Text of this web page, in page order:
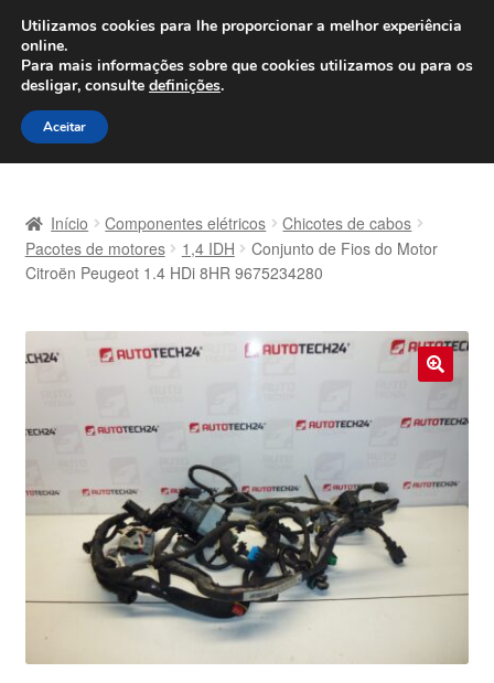
ENVIO a partir de 7 EUR
Seg-Sex, das 9h às 16h800 500 967
Ir
para
a
Saltar
para
o
Carrinho
Contato
Envio para todo o planeta
Pagamentos
Pagamentos
Início Componentes elétricos
Chicotes de cabos
Pacotes de motores
1,4 IDH
Conjunto de Fios do Motor
Citroën Peugeot 1.4 HDi 8HR 9675234280
Utilizamos cookies para lhe proporcionar a melhor experiência
online.
Para mais informações sobre que cookies utilizamos ou para os
desligar, consulte definições.
Aceitar